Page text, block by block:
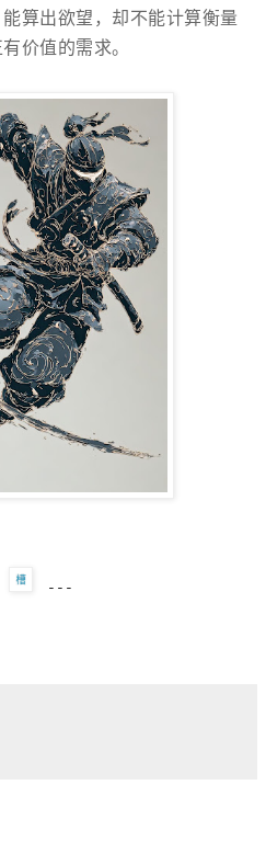
算出欲望，却不能计算衡量
价值的需求。
---